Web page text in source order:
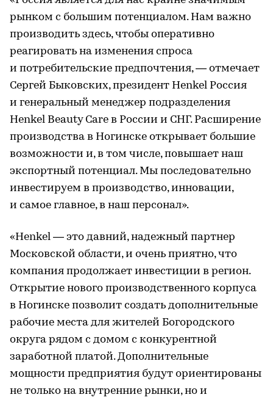
рынком с большим потенциалом. Нам важно
производить здесь, чтобы оперативно
реагировать на изменения спроса
и потребительские предпочтения, — отмечает
Сергей Быковских, президент Henkel Россия
и генеральный менеджер подразделения
Henkel Beauty Care в России и СНГ. Расширение
производства в Ногинске открывает большие
возможности и, в том числе, повышает наш
экспортный потенциал. Мы последовательно
инвестируем в производство, инновации,
и самое главное, в наш персонал».
«Henkel — это давний, надежный партнер
Московской области, и очень приятно, что
компания продолжает инвестиции в регион.
Открытие нового производственного корпуса
в Ногинске позволит создать дополнительные
рабочие места для жителей Богородского
округа рядом с домом с конкурентной
заработной платой. Дополнительные
мощности предприятия будут ориентированы
не только на внутренние рынки, но и